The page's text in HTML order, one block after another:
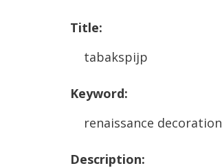
Title:
tabakspijp
Keyword:
renaissance decoration
Description: